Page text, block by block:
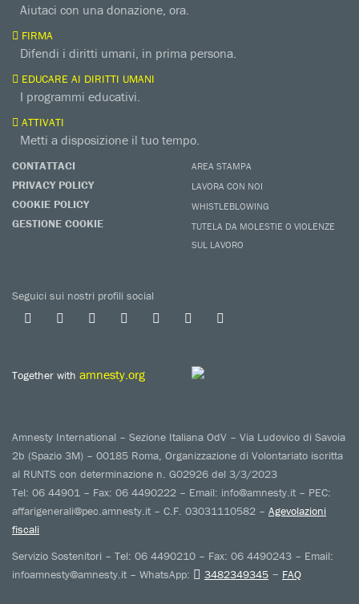
Aiutaci con una donazione, ora.
FIRMA
Difendi i diritti umani, in prima persona.
EDUCARE AI DIRITTI UMANI
I programmi educativi.
ATTIVATI
Metti a disposizione il tuo tempo.
CONTATTACI
PRIVACY POLICY
COOKIE POLICY
GESTIONE COOKIE
AREA STAMPA
LAVORA CON NOI
WHISTLEBLOWING
TUTELA DA MOLESTIE O VIOLENZE
SUL LAVORO
Seguici sui nostri profili social
Together with amnesty.org
Amnesty International – Sezione Italiana OdV – Via Ludovico di Savoia
2b (Spazio 3M) – 00185 Roma, Organizzazione di Volontariato iscritta
al RUNTS con determinazione n. G02926 del 3/3/2023
Tel: 06 44901 – Fax: 06 4490222 – Email: info@amnesty.it – PEC:
affarigenerali@pec.amnesty.it – C.F. 03031110582 – Agevolazioni
fiscali
Servizio Sostenitori – Tel: 06 4490210 – Fax: 06 4490243 – Email:
infoamnesty@amnesty.it – WhatsApp:
3482349345 – FAQ